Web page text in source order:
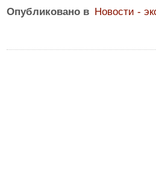
Опубликовано в Новости -